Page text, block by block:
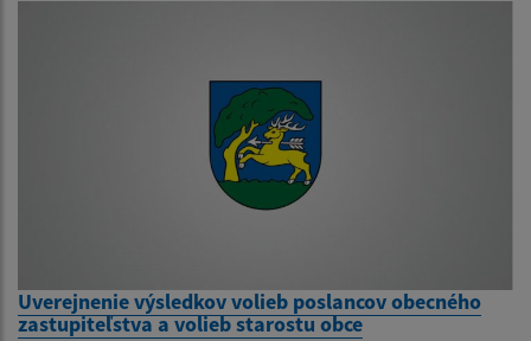
Uverejnenie výsledkov volieb poslancov obecného
zastupiteľstva a volieb starostu obce